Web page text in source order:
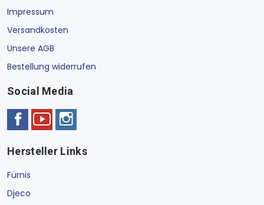
Impressum
Versandkosten
Unsere AGB
Bestellung widerrufen
Social Media
Hersteller Links
Fürnis
Djeco